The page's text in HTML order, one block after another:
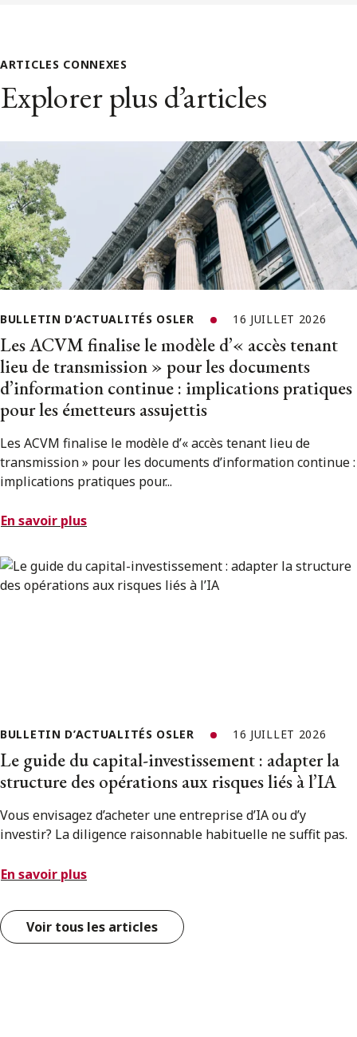
ARTICLES CONNEXES
Explorer plus d’articles
BULLETIN D’ACTUALITÉS OSLER 16 JUILLET 2026
Les ACVM finalise le modèle d’« accès tenant
lieu de transmission » pour les documents
d’information continue : implications pratiques
pour les émetteurs assujettis
Les ACVM finalise le modèle d’« accès tenant lieu de
transmission » pour les documents d’information continue :
implications pratiques pour...
En savoir plus
BULLETIN D’ACTUALITÉS OSLER 16 JUILLET 2026
Le guide du capital-investissement : adapter la
structure des opérations aux risques liés à l’IA
Vous envisagez d’acheter une entreprise d’IA ou d’y
investir? La diligence raisonnable habituelle ne suffit pas.
En savoir plus
Voir tous les articles